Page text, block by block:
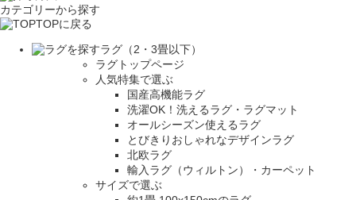
カテゴリーから探す
TOPに戻る
ラグ（2・3畳以下）
ラグトップページ
人気特集で選ぶ
国産高機能ラグ
洗濯OK！洗えるラグ・ラグマット
オールシーズン使えるラグ
とびきりおしゃれなデザインラグ
北欧ラグ
輸入ラグ（ウィルトン）・カーペット
サイズで選ぶ